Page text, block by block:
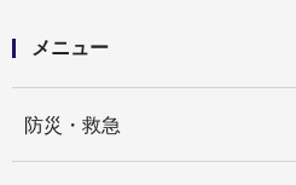
メニュー
防災・救急